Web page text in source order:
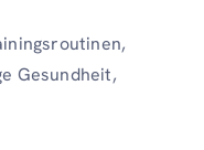
Gesundheit,